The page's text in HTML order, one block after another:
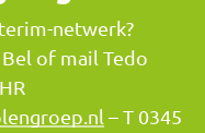
netwerk?
of mail Tedo
– T 0345